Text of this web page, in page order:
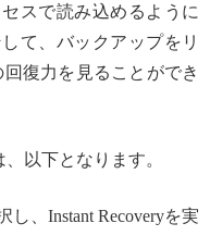
スで読み込めるように
て、バックアップをリ
復力を見ることができ
以下となります。
、Instant Recoveryを実